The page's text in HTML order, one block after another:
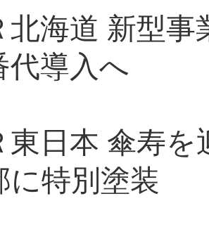
北海道 新型
代導入へ
東日本 傘寿
に特別塗装